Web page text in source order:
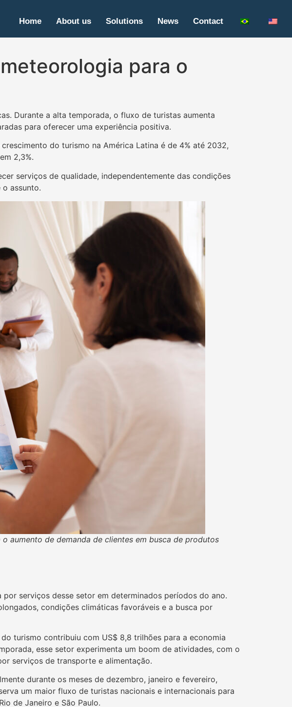
Home About us Solutions News Contact
para o
Durante a alta temporada, o fluxo de turistas aumenta
para oferecer uma experiência positiva.
do turismo na América Latina é de 4% até 2032,
2,3%.
serviços de qualidade, independentemente das condições
assunto.
aumento de demanda de clientes em busca de produtos
serviços desse setor em determinados períodos do ano.
condições climáticas favoráveis e a busca por
turismo contribuiu com US$ 8,8 trilhões para a economia
esse setor experimenta um boom de atividades, com o
serviços de transporte e alimentação.
durante os meses de dezembro, janeiro e fevereiro,
um maior fluxo de turistas nacionais e internacionais para
de Janeiro e São Paulo.